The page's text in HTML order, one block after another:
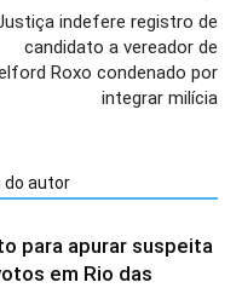
indefere registro de
candidato a vereador de
Roxo condenado por
integrar milícia
do autor
para apurar suspeita
em Rio das